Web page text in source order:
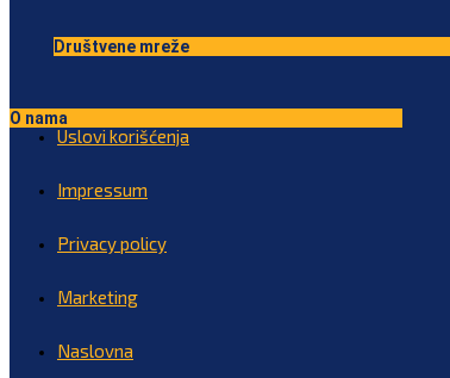
Društvene mreže
O nama
Uslovi korišćenja
Impressum
Privacy policy
Marketing
Naslovna